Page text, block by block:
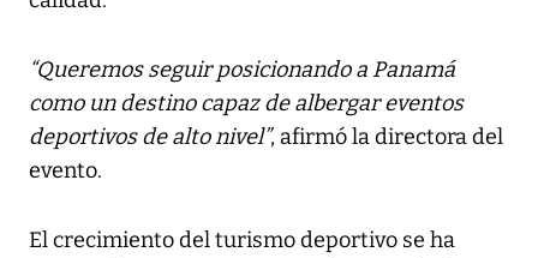
“Queremos seguir posicionando a Panamá
como un destino capaz de albergar eventos
deportivos de alto nivel”, afirmó la directora del
evento.
El crecimiento del turismo deportivo se ha